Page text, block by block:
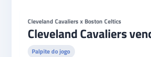
Cleveland Cavaliers x Boston Celtics
Cleveland Cavaliers
Palpite do jogo